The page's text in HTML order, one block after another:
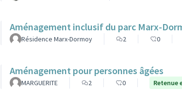
Aménagement inclusif du parc Marx-
Résidence Marx-Dormoy 2 0
Aménagement pour personnes âgées
MARGUERITE 2 0 Retenue